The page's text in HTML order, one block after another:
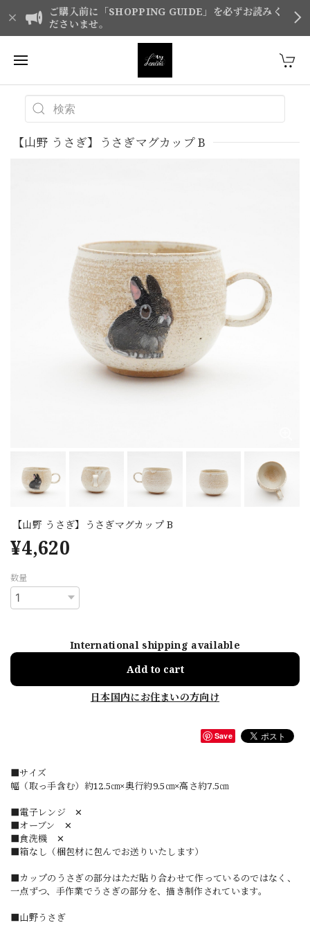
ご購入前に「SHOPPING GUIDE」を必ずお読みく
ださいませ。
【山野 うさぎ】うさぎマグカップ B
【山野 うさぎ】うさぎマグカップ B
¥4,620
数量
International shipping available
Add to cart
日本国内にお住まいの方向け
Save
■サイズ
幅（取っ手含む）約12.5㎝×奥行約9.5㎝×高さ約7.5㎝
■電子レンジ ✕
■オーブン ✕
■食洗機 ✕
■箱なし（梱包材に包んでお送りいたします）
■カップのうさぎの部分はただ貼り合わせて作っているのではなく、
一点ずつ、手作業でうさぎの部分を、描き制作されています。
■山野うさぎ